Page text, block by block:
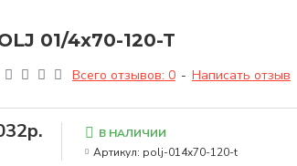
01/4x70-120-T
Всего отзывов: 0 - Написать отзыв
В НАЛИЧИИ
Артикул: polj-014x70-120-t